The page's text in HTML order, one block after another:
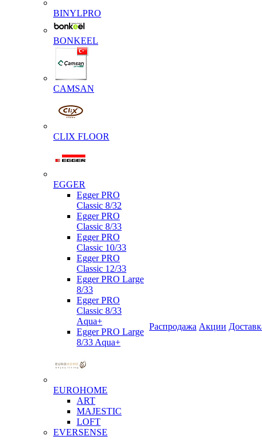
BINYLPRO
BONKEEL
CAMSAN
CLIX FLOOR
EGGER
Egger PRO
Classic 8/32
Egger PRO
Classic 8/33
Egger PRO
Classic 10/33
Egger PRO
Classic 12/33
Egger PRO Large
8/33
Egger PRO
Classic 8/33
Aqua+
Egger PRO Large
8/33 Aqua+
EUROHOME
ART
MAJESTIC
LOFT
EVERSENSE
Распродажа Акции